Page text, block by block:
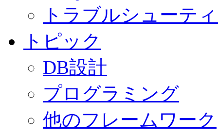
トラブルシューテ
トピック
DB設計
プログラミング
他のフレームワーク